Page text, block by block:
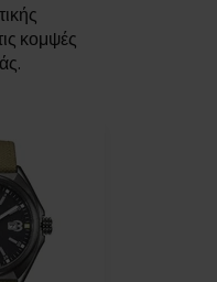
κομψές